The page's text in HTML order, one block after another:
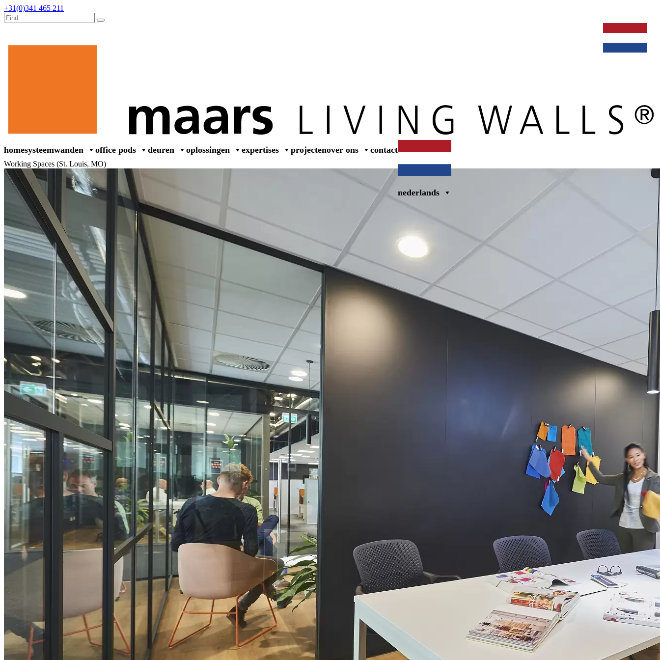
+31(0)341 465 211
homesysteemwanden office pods deuren oplossingen expertises projectenover ons contact
nederlands
Working Spaces (St. Louis, MO)